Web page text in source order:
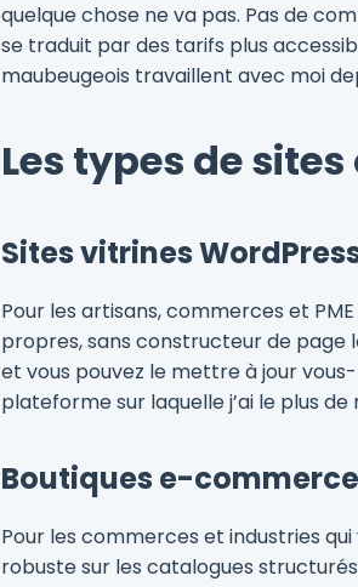
quelque chose ne va pas. Pas de
se traduit par des tarifs plus
maubeugeois travaillent avec moi
Les types de
Sites vitrines
Pour les artisans, commerces et
propres, sans constructeur de page
et vous pouvez le mettre à jour
plateforme sur laquelle j’ai le plus de
Boutiques e-
Pour les commerces et industries
robuste sur les catalogues